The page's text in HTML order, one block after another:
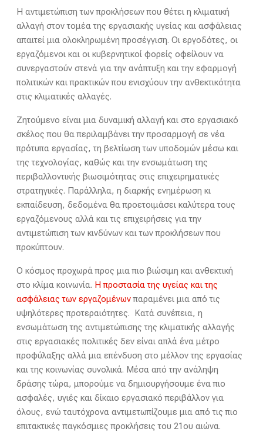
Η αντιμετώπιση των προκλήσεων που θέτει η κλιματική
αλλαγή στον τομέα της εργασιακής υγείας και ασφάλειας
απαιτεί μια ολοκληρωμένη προσέγγιση. Οι εργοδότες, οι
εργαζόμενοι και οι κυβερνητικοί φορείς οφείλουν να
συνεργαστούν στενά για την ανάπτυξη και την εφαρμογή
πολιτικών και πρακτικών που ενισχύουν την ανθεκτικότητα
στις κλιματικές αλλαγές.
Ζητούμενο είναι μια δυναμική αλλαγή και στο εργασιακό
σκέλος που θα περιλαμβάνει την προσαρμογή σε νέα
πρότυπα εργασίας, τη βελτίωση των υποδομών μέσω και
της τεχνολογίας, καθώς και την ενσωμάτωση της
περιβαλλοντικής βιωσιμότητας στις επιχειρηματικές
στρατηγικές. Παράλληλα, η διαρκής ενημέρωση κι
εκπαίδευση, δεδομένα θα προετοιμάσει καλύτερα τους
εργαζόμενους αλλά και τις επιχειρήσεις για την
αντιμετώπιση των κινδύνων και των προκλήσεων που
προκύπτουν.
Ο κόσμος προχωρά προς μια πιο βιώσιμη και ανθεκτική
στο κλίμα κοινωνία. Η προστασία της υγείας και της
ασφάλειας των εργαζομένωνπαραμένει μια από τις
υψηλότερες προτεραιότητες. Κατά συνέπεια, η
ενσωμάτωση της αντιμετώπισης της κλιματικής αλλαγής
στις εργασιακές πολιτικές δεν είναι απλά ένα μέτρο
προφύλαξης αλλά μια επένδυση στο μέλλον της εργασίας
και της κοινωνίας συνολικά. Μέσα από την ανάληψη
δράσης τώρα, μπορούμε να δημιουργήσουμε ένα πιο
ασφαλές, υγιές και δίκαιο εργασιακό περιβάλλον για
όλους, ενώ ταυτόχρονα αντιμετωπίζουμε μια από τις πιο
επιτακτικές παγκόσμιες προκλήσεις του 21ου αιώνα.